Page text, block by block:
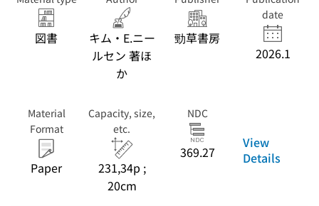
図書
キム・E.ニー
ルセン 著ほ
か
勁草書房
date
2026.1
Material
Format
Paper
Capacity, size,
etc.
231,34p ;
20cm
NDC
369.27
View
Details